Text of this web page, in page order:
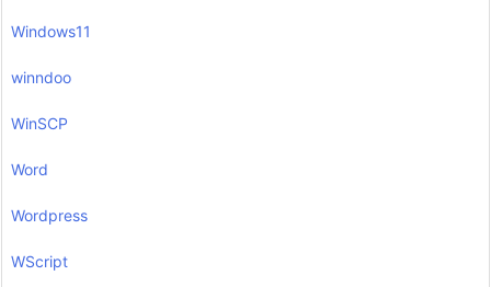
Windows11
winndoo
WinSCP
Word
Wordpress
WScript